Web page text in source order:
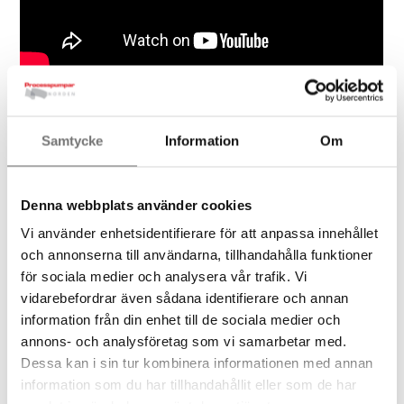
Samtycke Information Om
Denna webbplats använder cookies
Vi använder enhetsidentifierare för att anpassa innehållet
och annonserna till användarna, tillhandahålla funktioner
för sociala medier och analysera vår trafik. Vi
vidarebefordrar även sådana identifierare och annan
information från din enhet till de sociala medier och
annons- och analysföretag som vi samarbetar med.
Dessa kan i sin tur kombinera informationen med annan
information som du har tillhandahållit eller som de har
Beskrivning Downloads Fler produkter
Sök efter efter produkt,
varumärke etc.
Sök